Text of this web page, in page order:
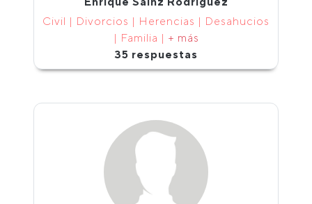
Civil | Divorcios | Herencias | Desahucios
| Familia | + más
35 respuestas